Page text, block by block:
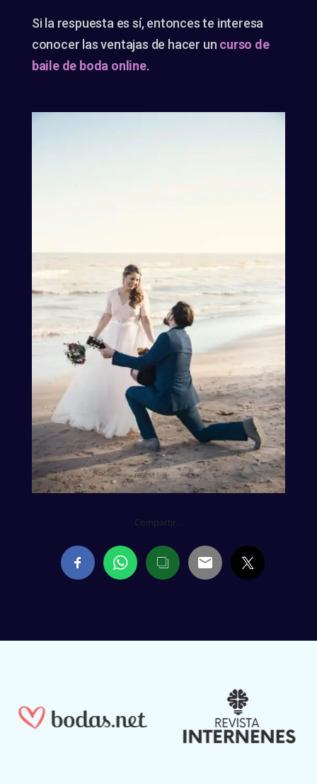
Si la respuesta es sí, entonces te interesa
conocer las ventajas de hacer un curso de
baile de boda online.
Compartir...